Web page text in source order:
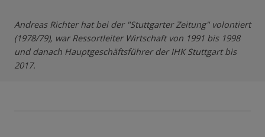
Andreas Richter hat bei der "Stuttgarter Zeitung" volontiert
(1978/79), war Ressortleiter Wirtschaft von 1991 bis 1998
und danach Hauptgeschäftsführer der IHK Stuttgart bis
2017.